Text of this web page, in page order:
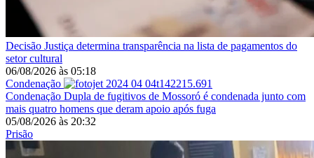
Decisão Justiça determina transparência na lista de pagamentos do
setor cultural
06/08/2026 às 05:18
Condenação
Condenação Dupla de fugitivos de Mossoró é condenada junto com
mais quatro homens que deram apoio após fuga
05/08/2026 às 20:32
Prisão